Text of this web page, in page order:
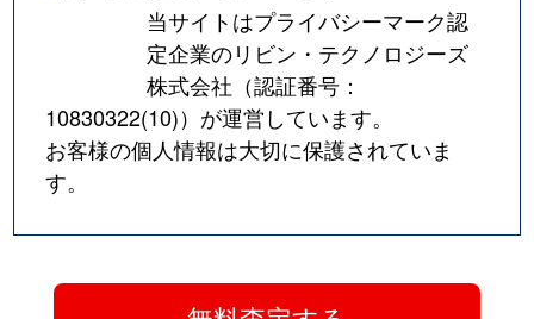
当サイトはプライバシーマーク認
定企業のリビン・テクノロジーズ
株式会社（認証番号：
10830322(10)）が運営しています。
お客様の個人情報は大切に保護されていま
す。